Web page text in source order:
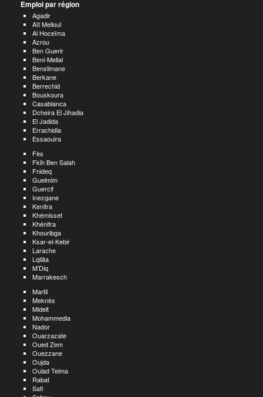
Emploi par région
Agadir
Aït Melloul
Al Hoceïma
Azrou
Ben Guerir
Beni-Mellal
Benslimane
Berkane
Berrechid
Bouskoura
Casablanca
Dcheira El Jihadia
El Jadida
Errachidia
Essaouira
Fès
Fkih Ben Salah
Fnideq
Guelmim
Guercif
Inezgane
Kenitra
Khémisset
Khénifra
Khouribga
Ksar-el-Kebir
Larache
Lqliâa
M’Diq
Marrakesch
Martil
Meknès
Midelt
Mohammedia
Nador
Ouarzazate
Oued Zem
Ouezzane
Oujda
Oulad Teima
Rabat
Safi